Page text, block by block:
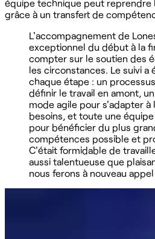
équipe technique peut reprendre
grâce à un transfert de
L'accompagnement de
exceptionnel du début à la
compter sur le soutien des
les circonstances. Le suivi a
chaque étape : un
définir le travail en amont,
mode agile pour s'adapter à
besoins, et toute une
pour bénéficier du plus
compétences possible et
C'était formidable de
aussi talentueuse que
nous ferons à nouveau